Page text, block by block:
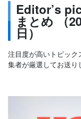
Editor’s
まとめ （
日）
注目度が高いトピッ
集者が厳選してお送り